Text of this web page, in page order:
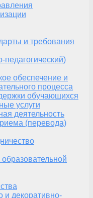
и требования
педагогический)
обеспечение и
процесса
обучающихся
услуги
деятельность
(перевода)
и декоративно-